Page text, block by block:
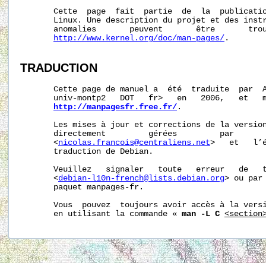
Cette  page  fait  partie  de  la
Linux. Une description du projet et des
anomalies       peuvent       être
http://www.kernel.org/doc/man-pages/ .
TRADUCTION
Cette page de manuel a  été  traduite  par
univ-montp2   DOT   fr>   en   2006,   et
http://manpagesfr.free.fr/ .
Les mises à jour et corrections de la
directement         gérées         par
       <
nicolas.francois@centraliens.net>   et
       traduction de Debian.
Veuillez   signaler   toute   erreur   de
       <
debian-l10n-french@lists.debian.org> ou par
       paquet manpages-fr.
Vous  pouvez  toujours avoir accès à la
       en utilisant la commande «
man -L C